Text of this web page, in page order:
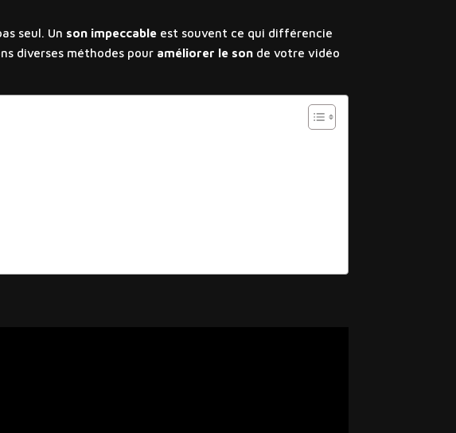
seul. Un son impeccable est souvent ce qui différencie
diverses méthodes pour améliorer le son de votre vidéo